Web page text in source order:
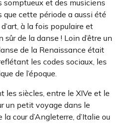
somptueux et des musiciens
cette période a aussi été
d’art, à la fois populaire et
de la danse ! Loin d’être un
de la Renaissance était
les codes sociaux, les
de l’époque.
les siècles, entre le XIVe et le
un petit voyage dans le
cour d’Angleterre, d’Italie ou